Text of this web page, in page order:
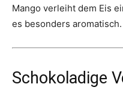
Mango verleiht dem Eis
es besonders aromatisch.
Schokoladige